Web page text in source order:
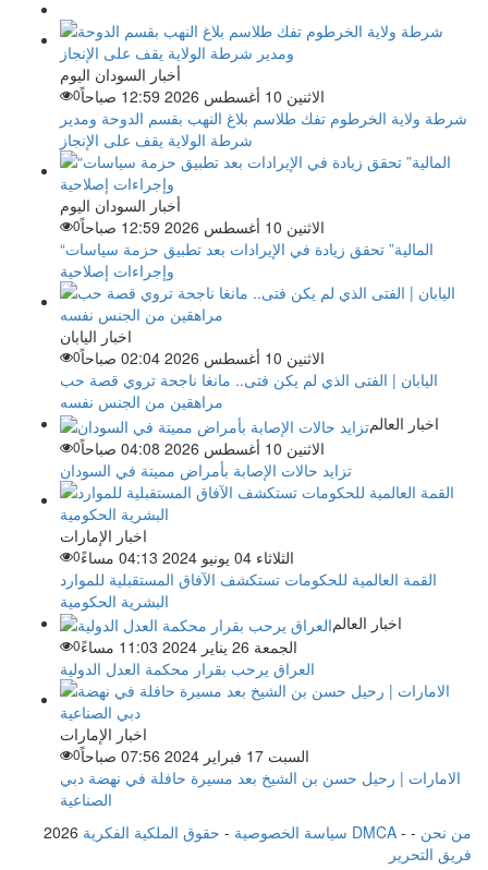
أخبار السودان اليوم
الاثنين 10 أغسطس 2026 12:59 صباحاً
0
شرطة ولاية الخرطوم تفك طلاسم بلاغ النهب بقسم الدوحة ومدير
شرطة الولاية يقف على الإنجاز
أخبار السودان اليوم
الاثنين 10 أغسطس 2026 12:59 صباحاً
0
“المالية” تحقق زيادة في الإيرادات بعد تطبيق حزمة سياسات
وإجراءات إصلاحية
اخبار اليابان
الاثنين 10 أغسطس 2026 02:04 صباحاً
0
اليابان | الفتى الذي لم يكن فتى.. مانغا ناجحة تروي قصة حب
مراهقين من الجنس نفسه
اخبار العالم
الاثنين 10 أغسطس 2026 04:08 صباحاً
0
تزايد حالات الإصابة بأمراض مميتة في السودان
اخبار الإمارات
الثلاثاء 04 يونيو 2024 04:13 مساءً
0
القمة العالمية للحكومات تستكشف الآفاق المستقبلية للموارد
البشرية الحكومية
اخبار العالم
الجمعة 26 يناير 2024 11:03 مساءً
0
العراق يرحب بقرار محكمة العدل الدولية
اخبار الإمارات
السبت 17 فبراير 2024 07:56 صباحاً
0
الامارات | رحيل حسن بن الشيخ بعد مسيرة حافلة في نهضة دبي
الصناعية
2026
سياسة الخصوصية - حقوق الملكية الفكرية DMCA - من نحن -
فريق التحرير